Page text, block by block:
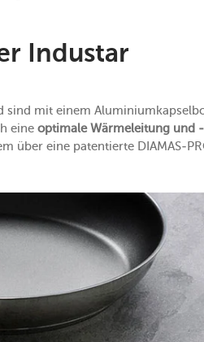
Industar
mit einem
eine optimale Wärmeleitung und -
über eine patentierte DIAMAS-